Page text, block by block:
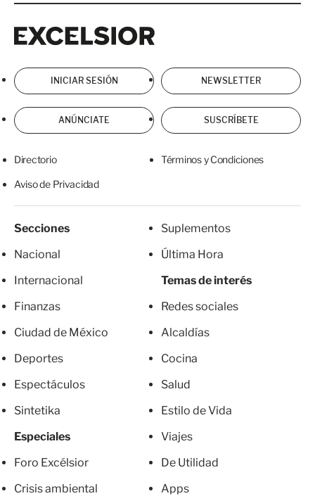
INICIAR SESIÓN NEWSLETTER
ANÚNCIATE SUSCRÍBETE
Directorio Términos y Condiciones
Aviso de Privacidad
Secciones
Nacional
Internacional
Finanzas
Ciudad de México
Deportes
Espectáculos
Sintetika
Especiales
Foro Excélsior
Crisis ambiental
Suplementos
Última Hora
Temas de interés
Redes sociales
Alcaldías
Cocina
Salud
Estilo de Vida
Viajes
De Utilidad
Apps